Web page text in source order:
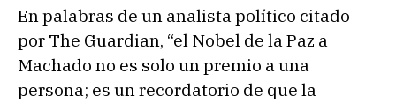
En palabras de un analista político citado
por The Guardian, “el Nobel de la Paz a
Machado no es solo un premio a una
persona; es un recordatorio de que la